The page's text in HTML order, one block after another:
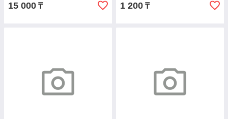
15 000 ₸ 1 200 ₸